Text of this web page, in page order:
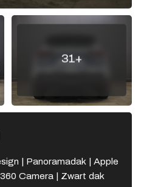
31+
| Panoramadak | Apple
Camera | Zwart dak